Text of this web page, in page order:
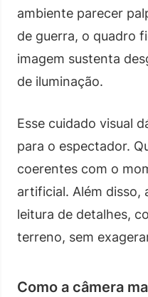
ambiente parecer
de guerra, o quadro
imagem sustenta
de iluminação.
Esse cuidado visual
para o espectador.
coerentes com o
artificial. Além disso,
leitura de detalhes,
terreno, sem
Como a câmera